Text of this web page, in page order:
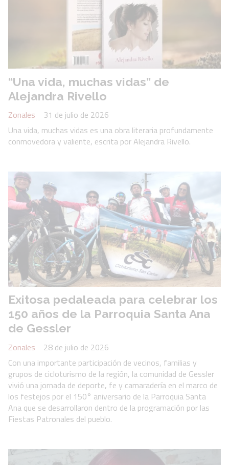
“Una vida, muchas vidas” de
Alejandra Rivello
Zonales
31 de julio de 2026
Una vida, muchas vidas es una obra literaria profundamente
conmovedora y valiente, escrita por Alejandra Rivello.
Exitosa pedaleada para celebrar los
150 años de la Parroquia Santa Ana
de Gessler
Zonales
28 de julio de 2026
Con una importante participación de vecinos, familias y
grupos de cicloturismo de la región, la comunidad de Gessler
vivió una jornada de deporte, fe y camaradería en el marco de
los festejos por el 150° aniversario de la Parroquia Santa
Ana que se desarrollaron dentro de la programación por las
Fiestas Patronales del pueblo.